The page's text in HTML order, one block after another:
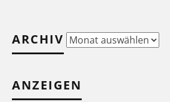
ARCHIV Archiv
ANZEIGEN